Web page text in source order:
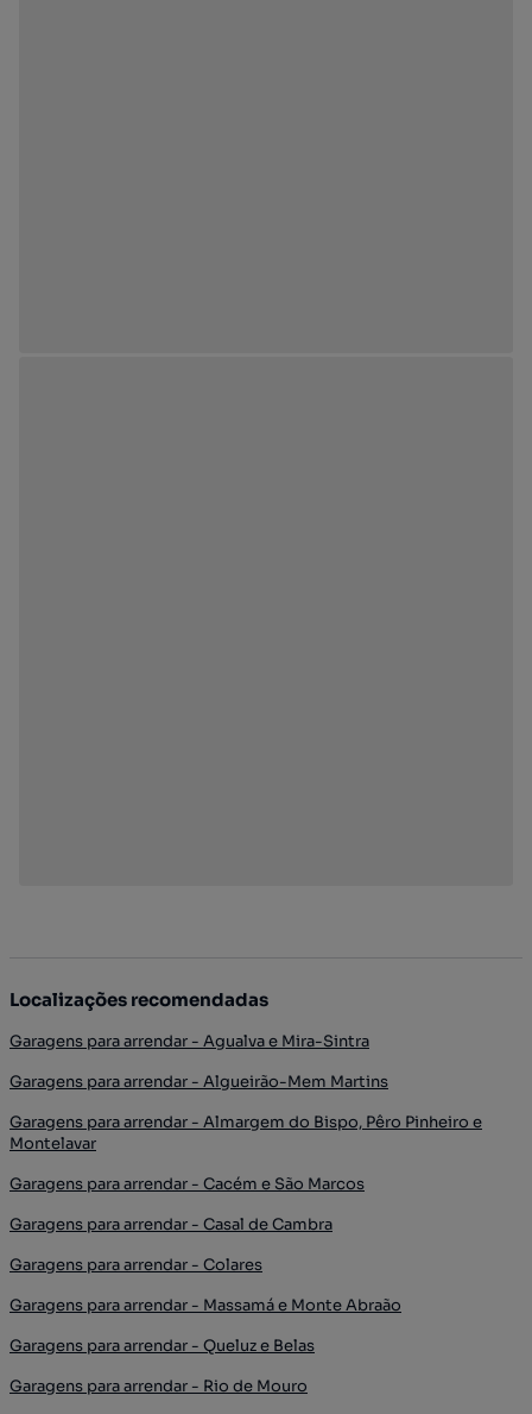
Localizações recomendadas
Garagens para arrendar - Agualva e Mira-Sintra
Garagens para arrendar - Algueirão-Mem Martins
Garagens para arrendar - Almargem do Bispo, Pêro Pinheiro e
Montelavar
Garagens para arrendar - Cacém e São Marcos
Garagens para arrendar - Casal de Cambra
Garagens para arrendar - Colares
Garagens para arrendar - Massamá e Monte Abraão
Garagens para arrendar - Queluz e Belas
Garagens para arrendar - Rio de Mouro